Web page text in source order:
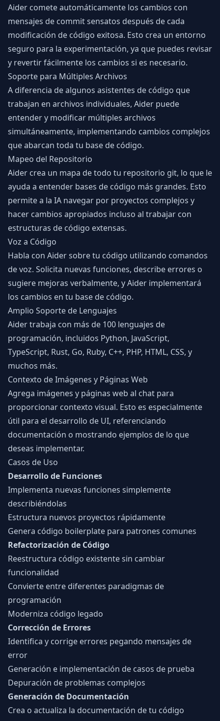
Aider comete automáticamente los cambios con
mensajes de commit sensatos después de cada
modificación de código exitosa. Esto crea un entorno
seguro para la experimentación, ya que puedes revisar
y revertir fácilmente los cambios si es necesario.
Soporte para Múltiples Archivos
A diferencia de algunos asistentes de código que
trabajan en archivos individuales, Aider puede
entender y modificar múltiples archivos
simultáneamente, implementando cambios complejos
que abarcan toda tu base de código.
Mapeo del Repositorio
Aider crea un mapa de todo tu repositorio git, lo que le
ayuda a entender bases de código más grandes. Esto
permite a la IA navegar por proyectos complejos y
hacer cambios apropiados incluso al trabajar con
estructuras de código extensas.
Voz a Código
Habla con Aider sobre tu código utilizando comandos
de voz. Solicita nuevas funciones, describe errores o
sugiere mejoras verbalmente, y Aider implementará
los cambios en tu base de código.
Amplio Soporte de Lenguajes
Aider trabaja con más de 100 lenguajes de
programación, incluidos Python, JavaScript,
TypeScript, Rust, Go, Ruby, C++, PHP, HTML, CSS, y
muchos más.
Contexto de Imágenes y Páginas Web
Agrega imágenes y páginas web al chat para
proporcionar contexto visual. Esto es especialmente
útil para el desarrollo de UI, referenciando
documentación o mostrando ejemplos de lo que
deseas implementar.
Casos de Uso
Desarrollo de Funciones
Implementa nuevas funciones simplemente
describiéndolas
Estructura nuevos proyectos rápidamente
Genera código boilerplate para patrones comunes
Refactorización de Código
Reestructura código existente sin cambiar
funcionalidad
Convierte entre diferentes paradigmas de
programación
Moderniza código legado
Corrección de Errores
Identifica y corrige errores pegando mensajes de
error
Generación e implementación de casos de prueba
Depuración de problemas complejos
Generación de Documentación
Crea o actualiza la documentación de tu código